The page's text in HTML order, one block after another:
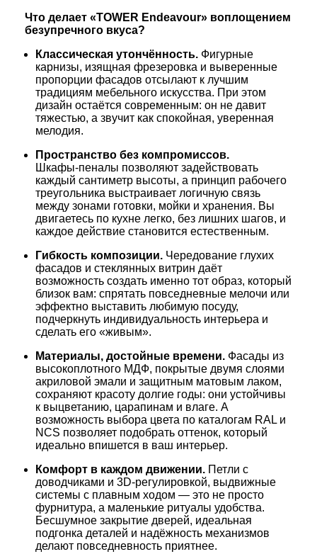
Что делает «TOWER Endeavour» воплощением
безупречного вкуса?
Классическая утончённость. Фигурные
карнизы, изящная фрезеровка и выверенные
пропорции фасадов отсылают к лучшим
традициям мебельного искусства. При этом
дизайн остаётся современным: он не давит
тяжестью, а звучит как спокойная, уверенная
мелодия.
Пространство без компромиссов.
Шкафы‑пеналы позволяют задействовать
каждый сантиметр высоты, а принцип рабочего
треугольника выстраивает логичную связь
между зонами готовки, мойки и хранения. Вы
двигаетесь по кухне легко, без лишних шагов, и
каждое действие становится естественным.
Гибкость композиции. Чередование глухих
фасадов и стеклянных витрин даёт
возможность создать именно тот образ, который
близок вам: спрятать повседневные мелочи или
эффектно выставить любимую посуду,
подчеркнуть индивидуальность интерьера и
сделать его «живым».
Материалы, достойные времени. Фасады из
высокоплотного МДФ, покрытые двумя слоями
акриловой эмали и защитным матовым лаком,
сохраняют красоту долгие годы: они устойчивы
к выцветанию, царапинам и влаге. А
возможность выбора цвета по каталогам RAL и
NCS позволяет подобрать оттенок, который
идеально впишется в ваш интерьер.
Комфорт в каждом движении. Петли с
доводчиками и 3D‑регулировкой, выдвижные
системы с плавным ходом — это не просто
фурнитура, а маленькие ритуалы удобства.
Бесшумное закрытие дверей, идеальная
подгонка деталей и надёжность механизмов
делают повседневность приятнее.